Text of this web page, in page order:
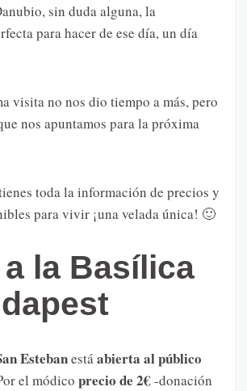
sin duda alguna, la
para hacer de ese día, un día
visita no nos dio tiempo a más, pero
nos apuntamos para la próxima
toda la información de precios y
para vivir ¡una velada única! 🙂
la Basílica
Estebanestáabierta al público
el módico precio de 2€ -donación